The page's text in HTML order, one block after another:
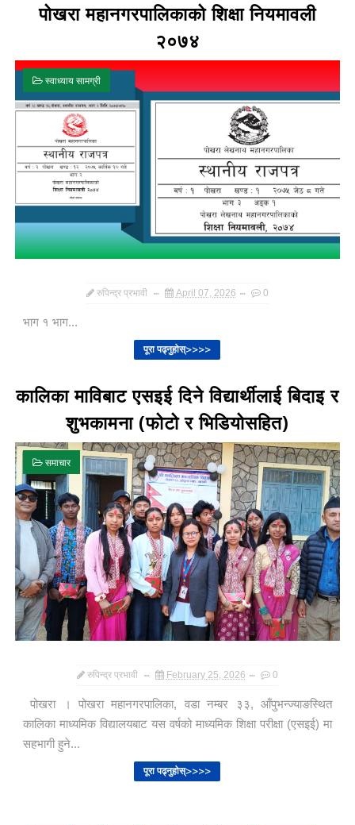
पोखरा महानगरपालिकाको शिक्षा नियमावली
२०७४
स्वाध्याय सामग्री
रुपिन्द्र प्रभावी April 07, 2026 0
भाग १ भाग...
पूरा पढ्नुहोस्>>>>
कालिका माविबाट एसइई दिने विद्यार्थीलाई बिदाइ र
शुभकामना (फोटो र भिडियोसहित)
समाचार
रुपिन्द्र प्रभावी February 25, 2026 0
पोखरा । पोखरा महानगरपालिका, वडा नम्बर ३३, आँपुभन्ज्याङस्थित
कालिका माध्यमिक विद्यालयबाट यस वर्षको माध्यमिक शिक्षा परीक्षा (एसइई) मा
सहभागी हुने...
पूरा पढ्नुहोस्>>>>